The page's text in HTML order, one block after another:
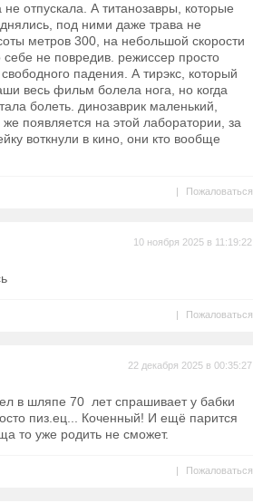
отпускала. А титанозавры, которые
под ними даже трава не
метров 300, на небольшой скорости
не повредив. режиссер просто
падения. А тирэкс, который
весь фильм болела нога, но когда
болеть. динозаврик маленький,
появляется на этой лаборатории, за
воткнули в кино, они кто вообще
Пожаловаться
|
10 ноября 2025 в 11:19:22
Пожаловаться
|
22 декабря 2025 в 00:35:27
в шляпе 70 лет спрашивает у бабки
пиз.ец... Коченный! И ещё парится
то уже родить не сможет.
Пожаловаться
|